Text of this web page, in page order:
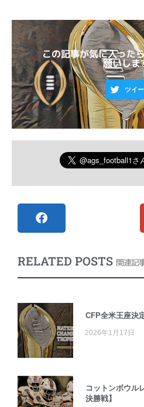
この記事が気に入った
願いしま
ツイ
RELATED POSTS 関連記
CFP全米王座決
2026年1月17日
コットンボウル
決勝戦】